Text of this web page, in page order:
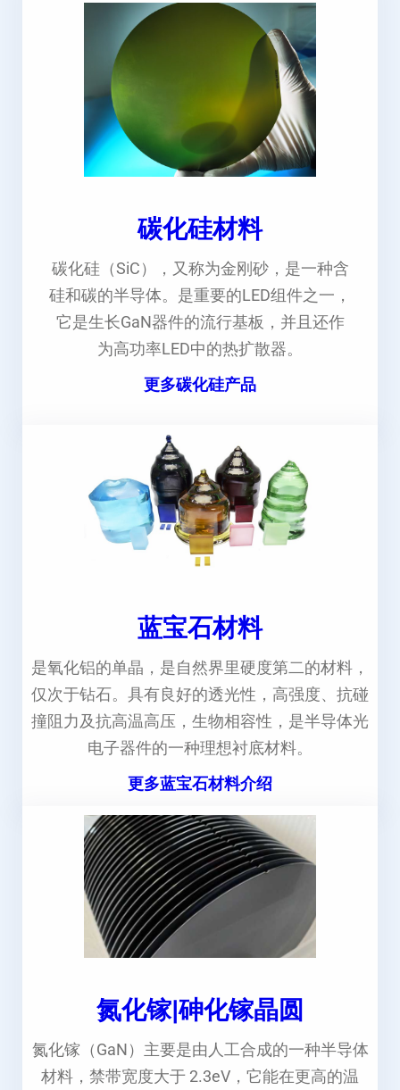
碳化硅材料
碳化硅（SiC），又称为金刚砂，是一种含
硅和碳的半导体。是重要的LED组件之一，
它是生长GaN器件的流行基板，并且还作
为高功率LED中的热扩散器。
更多碳化硅产品
蓝宝石材料
是氧化铝的单晶，是自然界里硬度第二的材料，
仅次于钻石。具有良好的透光性，高强度、抗碰
撞阻力及抗高温高压，生物相容性，是半导体光
电子器件的一种理想衬底材料。
更多蓝宝石材料介绍
氮化镓|砷化镓晶圆
氮化镓（GaN）主要是由人工合成的一种半导体
材料，禁带宽度大于 2.3eV，它能在更高的温